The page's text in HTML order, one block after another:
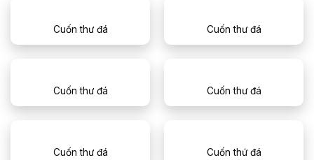
Cuốn thư đá Cuốn thư đá
Cuốn thư đá Cuốn thư đá
Cuốn thư đá Cuốn thứ đá